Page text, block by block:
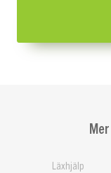
Läxhjälp